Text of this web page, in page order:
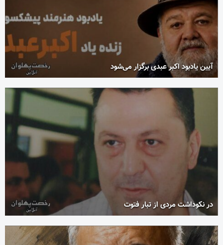
آیین یادبود اکبر عبدی برگزار می‌شود
در نکوداشت مردی از تبار فتوت